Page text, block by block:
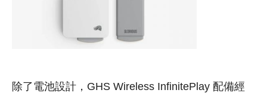
除了電池設計，GHS Wireless InfinitePlay 配備經